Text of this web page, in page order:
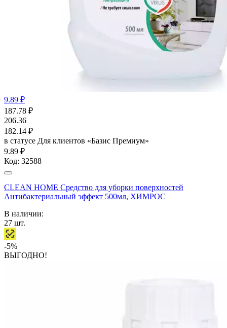
9.89 ₽
187.78 ₽
206.36
182.14 ₽
в статусе Для клиентов «Базис Премиум»
9.89 ₽
Код: 32588
CLEAN HOME Средство для уборки поверхностей
Антибактериальный эффект 500мл, ХИМРОС
В наличии:
27 шт.
-5%
ВЫГОДНО!